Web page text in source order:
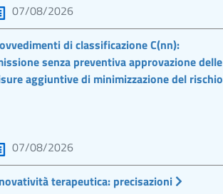
07/08/2026
di classificazione C(nn):
senza preventiva approvazione delle
aggiuntive di minimizzazione del rischio
07/08/2026
terapeutica: precisazioni